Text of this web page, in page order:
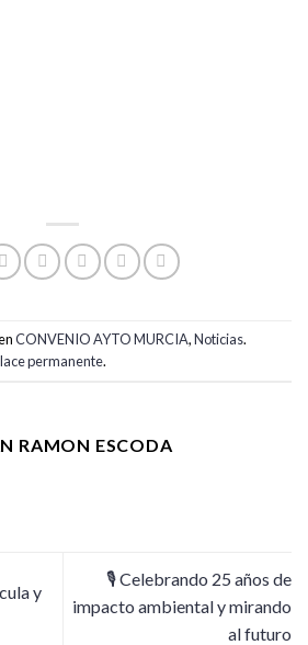
CONVENIO AYTO MURCIA,Noticias.
permanente.
RAMON ESCODA
y
🎙️ Celebrando 25 años de
impacto ambiental y mirando
al futuro